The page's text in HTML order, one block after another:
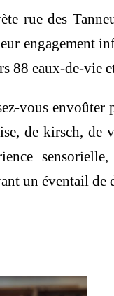
rue des
engagement
88 eaux-de-vie
vous envoûter
de kirsch, de
un éventail de